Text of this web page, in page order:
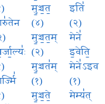
मु॒ञ्च॒त॒
(४)
मु॒ञ्च॒त॒म्
(२)
मु॒ञ्चत॑म्
(१)
मु॒ञ्च॒ते॒
इति॑
(२)
मेने॑
इ॒वेति॒
मेने॑ऽइव
(१)
मेम्य॑त्